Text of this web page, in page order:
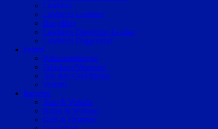
Landshut
Landkreis Landshut
Dingolfing
Landkreis Dingolfing-Landau
Landkreis Deggendorf
Polizei
Polizeimeldungen
Fahndung/Vermisste
Aus dem Gerichtssaal
Verkehr
Ratgeber
Auto & Verkehr
Bauen & Wohnen
Geld & Finanzen